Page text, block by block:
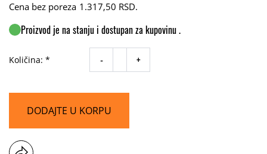
Cena bez poreza 1.317,50 RSD.
Proizvod je na stanju i dostupan za kupovinu .
Količina: * - +
DODAJTE U KORPU